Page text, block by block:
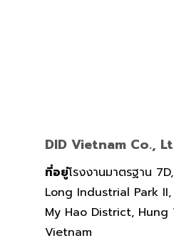
DID Vietnam Co.,
ที่อยู่โรงงานมาตรฐาน
Long Industrial Park
My Hao District, Hung
Vietnam